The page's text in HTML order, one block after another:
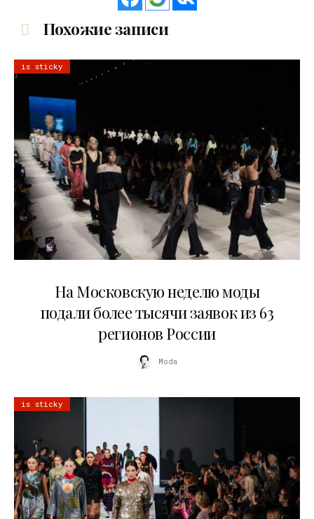
Похожие записи
is sticky
На Московскую неделю моды
подали более тысячи заявок из 63
регионов России
Moda
is sticky